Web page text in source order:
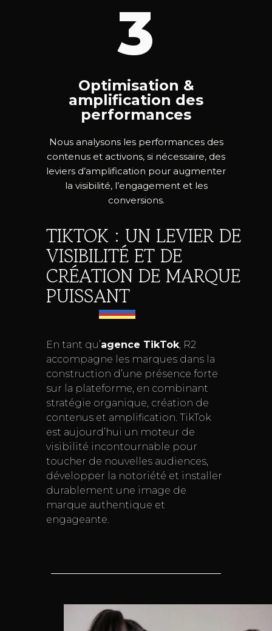
3
Optimisation &
amplification des
performances
Nous analysons les performances des
contenus et activons, si nécessaire, des
leviers d’amplification pour augmenter
la visibilité, l’engagement et les
conversions.
TIKTOK : UN LEVIER DE
VISIBILITÉ ET DE
CRÉATION DE MARQUE
PUISSANT
En tant qu’agence TikTok, R2
accompagne les marques dans la
construction d’une présence forte
sur la plateforme, en combinant
stratégie organique, création de
contenus et amplification. TikTok
est aujourd’hui un moteur de
visibilité incontournable pour
toucher de nouvelles audiences,
développer la notoriété et installer
durablement une image de
marque authentique et
engageante.